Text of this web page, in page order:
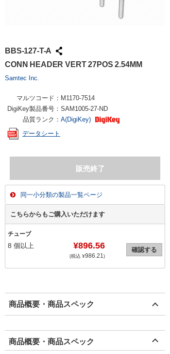
BBS-127-T-A
CONN HEADER VERT 27POS 2.54MM
Samtec Inc.
マルツコード： M1170-7514
DigiKey製品番号： SAM1005-27-ND
品質ランク： A(DigiKey)
データシート
同一小分類の製品一覧ページ
こちらからもご購入いただけます
チューブ
8 個以上 ¥896.56
(税込 ¥986.21)
確認する
商品概要・商品スペック
商品概要・商品スペック